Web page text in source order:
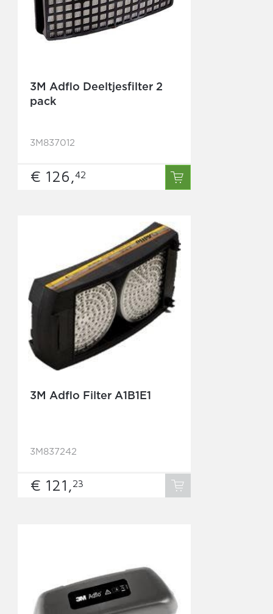
3M Adflo Deeltjesfilter 2
pack
3M837012
€ 126,42
3M Adflo Filter A1B1E1
3M837242
€ 121,23